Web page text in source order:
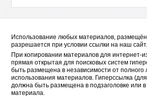
Использование любых материалов,
разрешается при условии ссылки на наш сайт.
При копировании материалов для интернет-
прямая открытая для поисковых систем
быть размещена в независимости от полного
использования материалов. Гиперссылка
должна быть размещена в подзаголовке или
материала.